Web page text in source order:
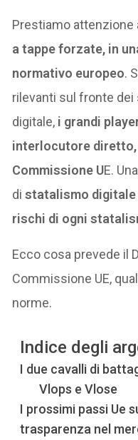
Prestiamo attenzione
a tappe forzate, in
normativo europeo.
rilevanti sul fronte
digitale, i grandi
interlocutore
Commissione UE.
distatalismo digitale
rischi di ogni
Ecco cosa prevede il
Commissione UE,
norme.
Indice degli
I due cavalli di
Vlops e Vlose
I prossimi passi Ue
trasparenza nel